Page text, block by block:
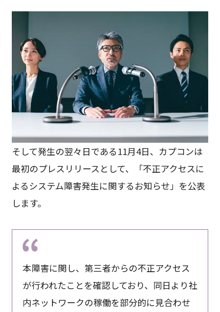
そして発生の翌々日である11月4日、カプコンは
最初のプレスリリースとして、「不正アクセスに
よるシステム障害発生に関するお知らせ」を公表
します。
本障害に関し、第三者からの不正アクセス
が行われたことを確認しており、同日より社
内ネットワークの稼働を部分的に見合わせ